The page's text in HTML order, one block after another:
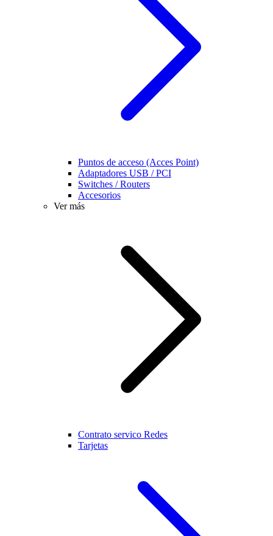
Puntos de acceso (Acces Point)
Adaptadores USB / PCI
Switches / Routers
Accesorios
Ver más
Contrato servico Redes
Tarjetas